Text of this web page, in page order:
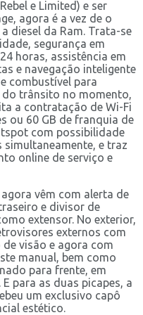
e Limited) e ser
agora é a vez de o
diesel da Ram. Trata-se
segurança em
horas, assistência em
e navegação inteligente
combustível para
trânsito no momento,
a contratação de Wi-Fi
ou 60 GB de franquia de
com possibilidade
e traz
online de serviço e
vêm com alerta de
e divisor de
extensor. No exterior,
externos com
visão e agora com
manual, bem como
para frente, em
para as duas picapes, a
um exclusivo capô
estético.